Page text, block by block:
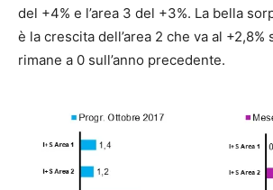
del +4% e l’area 3 del +3%. La bella
è la crescita dell’area 2 che va al +2,8%
rimane a 0 sull’anno precedente.